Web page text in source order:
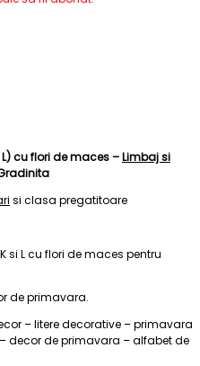
cu flori de maces –Limbaj si
si clasa pregatitoare
si L cu flori de maces pentru
de primavara.
– litere decorative – primavara
decor de primavara – alfabet de